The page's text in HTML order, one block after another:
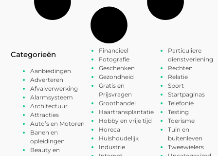
Categorieën
Aanbiedingen
Adverteren
Afvalverwerking
Alarmsysteem
Architectuur
Attracties
Auto’s en Motoren
Banen en
opleidingen
Beauty en
Financieel
Fotografie
Geschenken
Gezondheid
Gratis en
Prijsvragen
Groothandel
Haartransplantatie
Hobby en vrije tijd
Horeca
Huishoudelijk
Industrie
Particuliere
dienstverlening
Rechten
Relatie
Sport
Startpaginas
Telefonie
Testing
Toerisme
Tuin en
buitenleven
Tweewielers